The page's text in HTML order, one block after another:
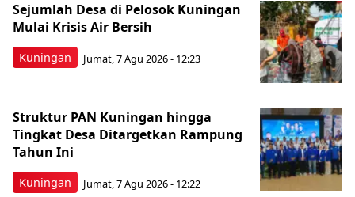
Kuningan
Sejumlah Desa di Pelosok Kuningan
Mulai Krisis Air Bersih
Jumat, 7 Agu 2026 - 12:23
Kuningan
Struktur PAN Kuningan hingga
Tingkat Desa Ditargetkan Rampung
Tahun Ini
Jumat, 7 Agu 2026 - 12:22